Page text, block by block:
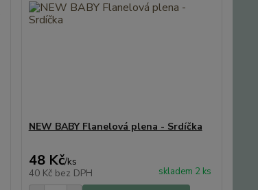
NEW BABY Flanelová plena - Srdíčka
48 Kč/ks
40 Kč bez DPH skladem 2 ks